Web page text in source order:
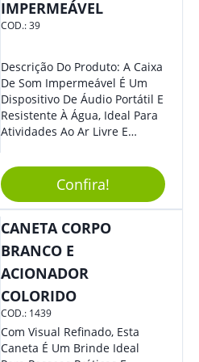
IMPERMEÁVEL
COD.:39
Descrição Do Produto: A Caixa
De Som Impermeável É Um
Dispositivo De Áudio Portátil E
Resistente À Água, Ideal Para
Atividades Ao Ar Livre E
Design Compacto E Durável,
Essa Caixa De Som Reproduz
Um Som Claro E Potente,
Proporcionando Uma
Experiência Musical De Alta
Qualidade Em Qualquer
Lugar. Benefícios: Além De
Ser Resistente À Água, A Caixa
De Som Impermeável É Fácil
De Transportar, Possui Bateria
De Longa Duração E Conexão
Bluetooth, Permitindo Que
Você Conecte Seu Dispositivo
Confira!
CANETA CORPO
BRANCO E
ACIONADOR
COLORIDO
COD.: 1439
Com Visual Refinado, Esta
Caneta É Um Brinde Ideal